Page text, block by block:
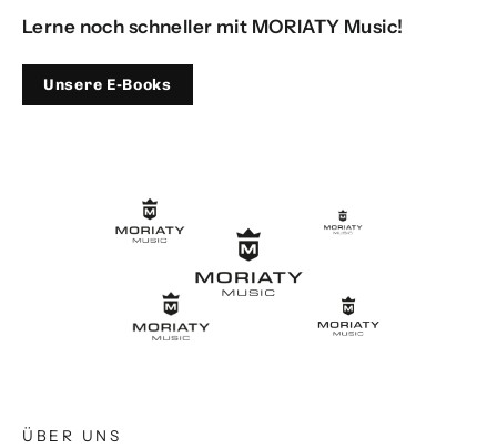
Lerne noch schneller mit MORIATY Music!
Unsere E-Books
ÜBER UNS